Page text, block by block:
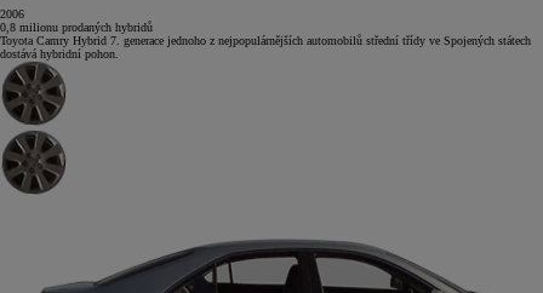
2006
0,8 milionu prodaných hybridů
Toyota Camry Hybrid 7. generace jednoho z nejpopulárnějších automobilů střední třídy ve Spojených státech
dostává hybridní pohon.